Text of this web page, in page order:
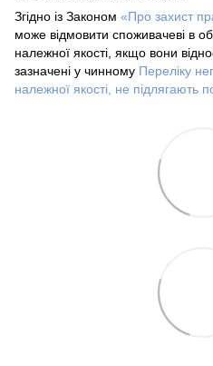
Згідно із Законом «Про захист
може відмовити споживачеві в
належної якості, якщо вони
зазначені у чинному Переліку
належної якості, не підлягають